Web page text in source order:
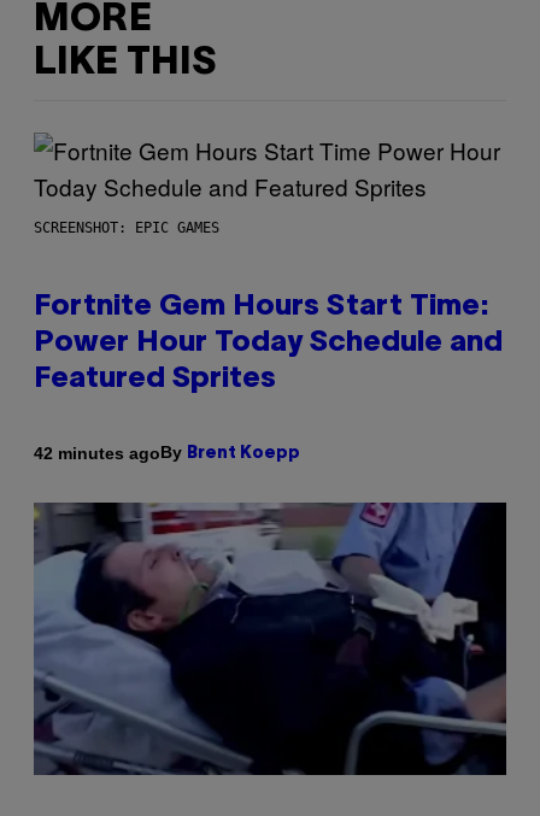
MORE
LIKE THIS
SCREENSHOT: EPIC GAMES
Fortnite Gem Hours Start Time:
Power Hour Today Schedule and
Featured Sprites
42 minutes agoBy Brent Koepp